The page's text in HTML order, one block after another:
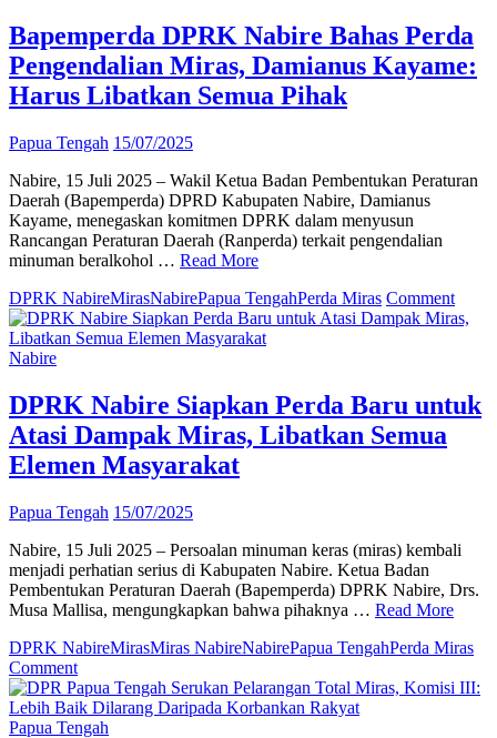
Bapemperda DPRK Nabire Bahas Perda
Pengendalian Miras, Damianus Kayame:
Harus Libatkan Semua Pihak
Papua Tengah 15/07/2025
Nabire, 15 Juli 2025 – Wakil Ketua Badan Pembentukan Peraturan
Daerah (Bapemperda) DPRD Kabupaten Nabire, Damianus
Kayame, menegaskan komitmen DPRK dalam menyusun
Rancangan Peraturan Daerah (Ranperda) terkait pengendalian
minuman beralkohol … Read More
DPRK NabireMirasNabirePapua TengahPerda Miras Commenton
Perda
Pihak
Nabire
DPRK Nabire Siapkan Perda Baru untuk
Atasi Dampak Miras, Libatkan Semua
Elemen Masyarakat
Papua Tengah 15/07/2025
Nabire, 15 Juli 2025 – Persoalan minuman keras (miras) kembali
menjadi perhatian serius di Kabupaten Nabire. Ketua Badan
Pembentukan Peraturan Daerah (Bapemperda) DPRK Nabire, Drs.
Musa Mallisa, mengungkapkan bahwa pihaknya … Read More
DPRK NabireMirasMiras NabireNabirePapua TengahPerda Miras
Commenton
DPRK
Nabire
Siapkan
Papua Tengah